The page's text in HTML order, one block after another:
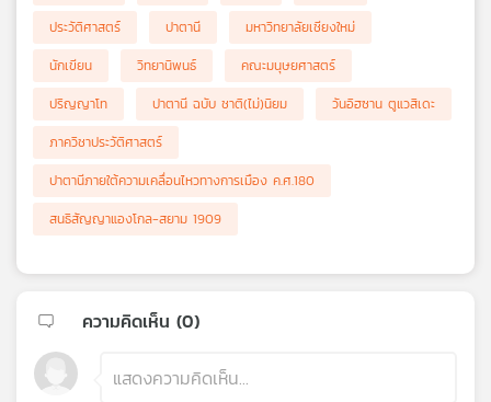
ประวัติศาสตร์
ปาตานี
มหาวิทยาลัยเชียงใหม่
นักเขียน
วิทยานิพนธ์
คณะมนุษยศาสตร์
ปริญญาโท
ปาตานี ฉบับ ชาติ(ไม่)นิยม
วันอิฮซาน ตูแวสิเดะ
ภาควิชาประวัติศาสตร์
ปาตานีภายใต้ความเคลื่อนไหวทางการเมือง ค.ศ.180
สนธิสัญญาแองโกล-สยาม 1909
ความคิดเห็น (0)